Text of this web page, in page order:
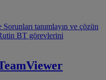
Sorunları tanımlayın ve çözün
BT görevlerini